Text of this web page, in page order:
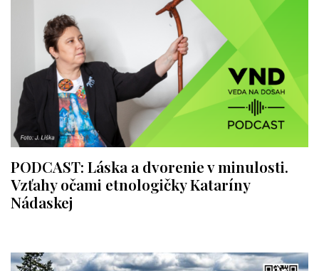
PODCAST: Láska a dvorenie v minulosti.
Vzťahy očami etnologičky Kataríny
Nádaskej